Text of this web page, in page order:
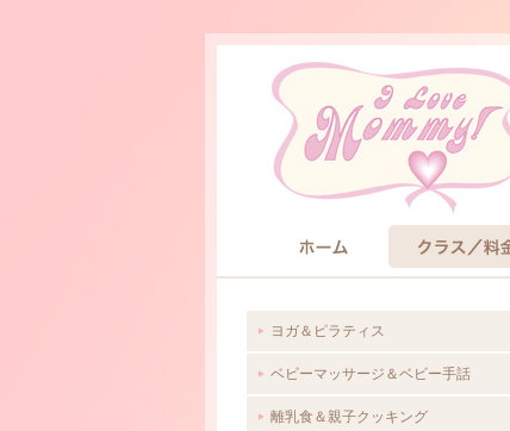
HOME クラス/料金
ヨガ＆ピラティス
ベビーマッサージ＆ベビー手話
離乳食＆親子クッキング